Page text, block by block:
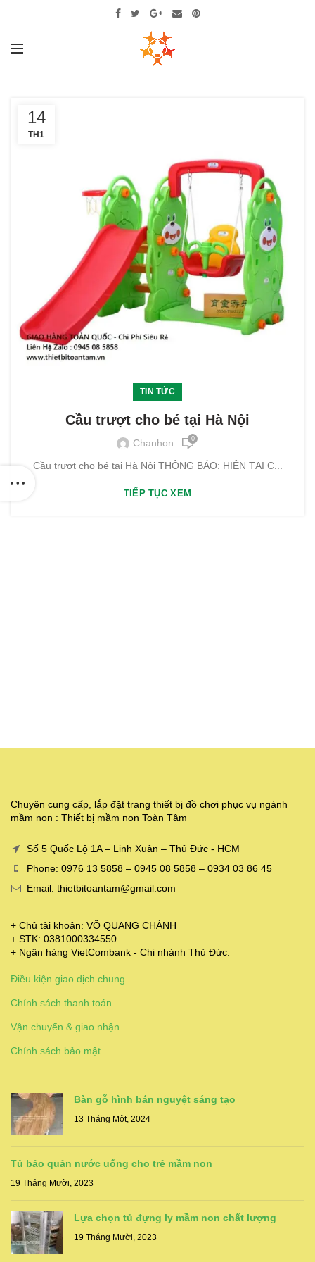
14
TH1
TIN TỨC
Cầu trượt cho bé tại Hà Nội
Chanhon 0
Cầu trượt cho bé tại Hà Nội THÔNG BÁO: HIỆN TẠI C...
TIẾP TỤC XEM
Chuyên cung cấp, lắp đặt trang thiết bị đồ chơi phục vụ ngành
mầm non : Thiết bị mầm non Toàn Tâm
Số 5 Quốc Lộ 1A – Linh Xuân – Thủ Đức - HCM
Phone: 0976 13 5858 – 0945 08 5858 – 0934 03 86 45
Email: thietbitoantam@gmail.com
+ Chủ tài khoản: VÕ QUANG CHÁNH
+ STK: 0381000334550
+ Ngân hàng VietCombank - Chi nhánh Thủ Đức.
Điều kiện giao dịch chung
Chính sách thanh toán
Vận chuyển & giao nhận
Chính sách bảo mật
Bàn gỗ hình bán nguyệt sáng tạo
13 Tháng Một, 2024
Tủ bảo quản nước uống cho trẻ mầm non
19 Tháng Mười, 2023
Lựa chọn tủ đựng ly mầm non chất lượng
19 Tháng Mười, 2023